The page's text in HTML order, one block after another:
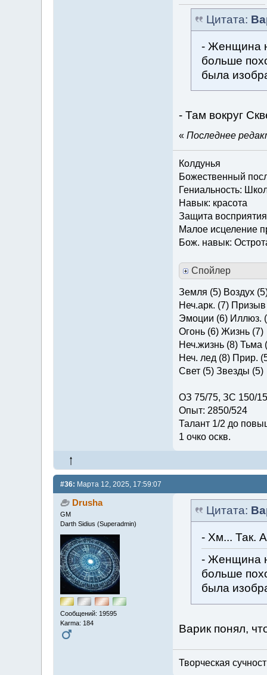
Цитата:
- Женщина
больше
была
- Там вокруг
« Последнее
Колдунья
Божественный
Гениальность:
Навык: красота
Защита восприятия
Малое исцеление
Бож. навык:
Спойлер
Земля (5) Воздух
Неч.арк. (7) Призыв
Эмоции (6) Иллюз.
Огонь (6) Жизнь (7)
Неч.жизнь (8) Тьма
Неч. лед (8) Прир.
Свет (5) Звезды (5)
ОЗ 75/75, ЗС 150/
Опыт: 2850/524
Талант 1/2 до
1 очко оскв.
#36: Марта 12, 2025, 17:59:07
Drusha
GM
Darth Sidius (Superadmin)
Сообщений: 19595
Karma: 184
Цитата:
- Хм... Так.
- Женщина
больше
была
Варик понял,
Творческая